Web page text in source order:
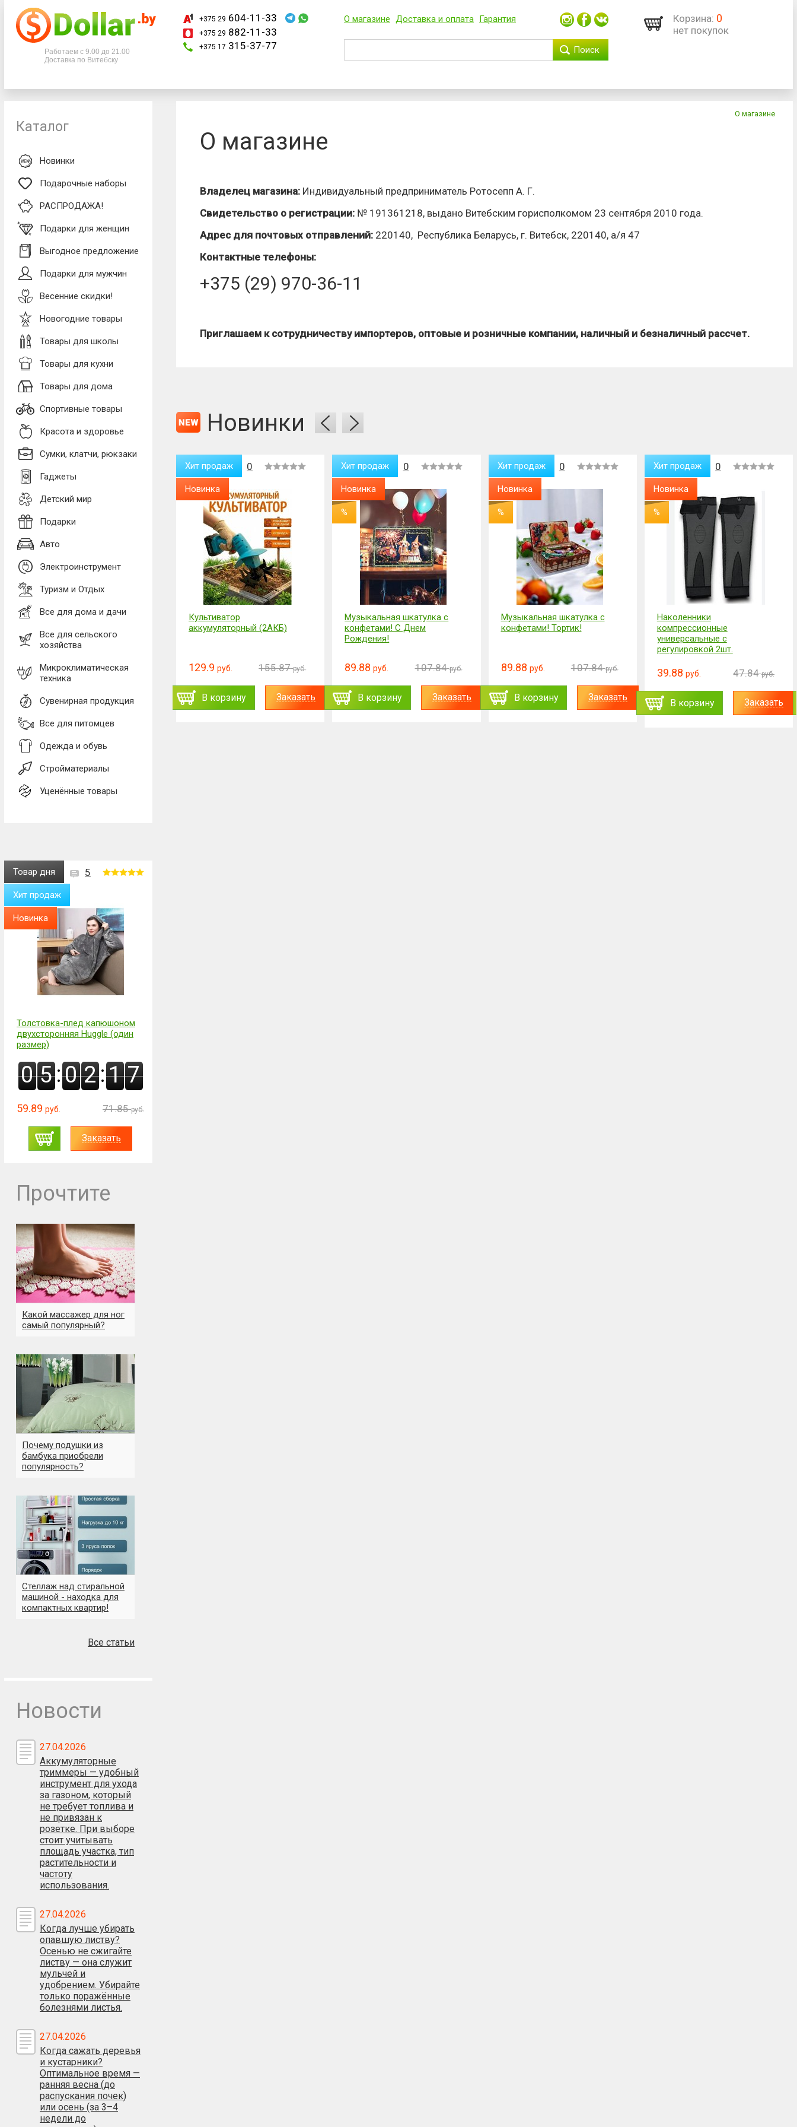
Телефоны
+375 29882-11-33
Работаем с 9.00 до 21.00
Доставка по Витебску
+375 29 604-11-33
+375 29 882-11-33
+375 17 315-37-77
О магазине Доставка и оплата Гарантия
Поиск
Корзина: 0
нет покупок
Каталог
Новинки
Подарочные наборы
РАСПРОДАЖА!
Подарки для женщин
Выгодное предложение
Подарки для мужчин
Весенние скидки!
Новогодние товары
Товары для школы
Товары для кухни
Товары для дома
Спортивные товары
Красота и здоровье
Сумки, клатчи, рюкзаки
Гаджеты
Детский мир
Подарки
Авто
Электроинструмент
Туризм и Отдых
Все для дома и дачи
Все для сельского
хозяйства
Микроклиматическая
техника
Сувенирная продукция
Все для питомцев
Одежда и обувь
Стройматериалы
Уценённые товары
5
Товар дня
Хит продаж
Новинка
Толстовка-плед капюшоном
двухсторонняя Huggle (один
размер)
0 5:0 2:1 6
59.89 руб. 71.85 руб.
Заказать
Прочтите
Какой массажер для ног
самый популярный?
Почему подушки из
бамбука приобрели
популярность?
Стеллаж над стиральной
машиной - находка для
компактных квартир!
Все статьи
Новости
27.04.2026
Аккумуляторные
триммеры — удобный
инструмент для ухода
за газоном, который
не требует топлива и
не привязан к
розетке. При выборе
стоит учитывать
площадь участка, тип
растительности и
частоту
использования.
27.04.2026
Когда лучше убирать
опавшую листву?
Осенью не сжигайте
листву — она служит
мульчей и
удобрением. Убирайте
только поражённые
болезнями листья.
27.04.2026
Когда сажать деревья
и кустарники?
Оптимальное время —
ранняя весна (до
распускания почек)
или осень (за 3–4
недели до
О магазине
О магазине
Владелец магазина: Индивидуальный предприниматель Ротосепп А. Г.
Свидетельство о регистрации: № 191361218, выдано Витебским горисполкомом 23 сентября 2010 года.
Адрес для почтовых отправлений: 220140, Республика Беларусь, г. Витебск, 220140, а/я 47
Контактные телефоны:
+375 (29) 970-36-11
Приглашаем к сотрудничеству импортеров, оптовые и розничные компании, наличный и безналичный рассчет.
Новинки
Перчатка для сбора шерсти
13.85руб. 16.61
В корзину Заказать
0
Хит продаж
Новинка
Культиватор
аккумуляторный (2АКБ)
129.9 руб. 155.87 руб.
В корзину Заказать
0
Хит продаж
Новинка
%
Музыкальная шкатулка с
конфетами! С Днем
Рождения!
89.88руб. 107.84 руб.
В корзину Заказать
0
Хит продаж
Новинка
%
Музыкальная шкатулка с
конфетами! Тортик!
89.88 руб. 107.84 руб.
В корзину Заказать
0
Хит продаж
Новинка
%
Наколенники
компрессионные
универсальные с
регулировкой 2шт.
39.88 руб. 47.84 руб.
В корзину Заказать